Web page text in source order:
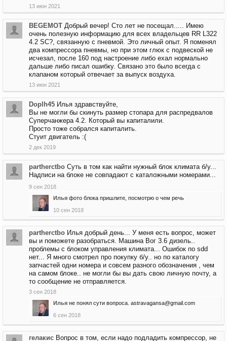
13 июн 2021
BEGEMOT Добрый вечер! Сто лет не посещал..... Имею
очень полезную информацию для всех владельцев RR L322
4.2 SC?, связанную с пневмой. Это личный опыт. Я поменял
два компрессора пневмы, но при этом глюк с подвеской не
исчезал, после 160 под настроение либо ехал нормально
дальше либо писал ошибку. Связано это было всегда с
клапаном который отвечает за выпуск воздуха.
13 июн 2021
Doplh45 Илья здравствуйте,
Вы не могли бы скинуть размер стопара для распредвалов
Суперчанжера 4.2. Который вы капиталили.
Просто тоже собрался капиталить.
Стуит двигатель :(
2 дек 2019
partherctbo Суть в том как найти нужный блок климата б/у...
Надписи на блоке не совпадают с каталожными номерами...
9 сен 2018
Илья фото блока пришлите, посмотрю о чем речь
10 сен 2018
partherctbo Илья добрый день... У меня есть вопрос, может
вы и поможете разобраться. Машина Вог 3.6 дизель..
проблемы с блоком управления климата... Ошибок по sdd
нет... Я много смотрел про покупку б/у.. но по каталогу
запчастей одни номера и совсем разного обозначения , чем
на самом блоке.. не могли бы вы дать свою личную почту, а
то сообщение не отправляется.
3 сен 2018
Илья не понял сути вопроса. astravagansa@gmail.com
6 сен 2018
гелакис Вопрос в том, если надо подладить компрессор, не